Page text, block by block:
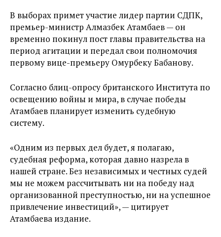
В выборах примет участие лидер партии СДПК,
премьер-министр Алмазбек Атамбаев — он
временно покинул пост главы правительства на
период агитации и передал свои полномочия
первому вице-премьеру Омурбеку Бабанову.
Согласно блиц-опросу британского Института по
освещению войны и мира, в случае победы
Атамбаев планирует изменить судебную
систему.
«Одним из первых дел будет, я полагаю,
судебная реформа, которая давно назрела в
нашей стране. Без независимых и честных судей
мы не можем рассчитывать ни на победу над
организованной преступностью, ни на успешное
привлечение инвестиций», — цитирует
Атамбаева издание.